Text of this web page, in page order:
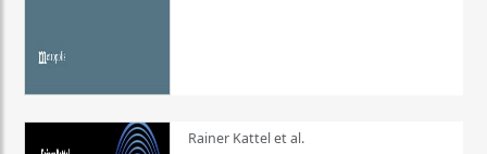
Rainer Kattel et al.